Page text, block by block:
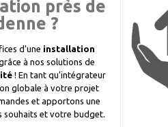
près de
?
d’une installation
à nos solutions de
! En tant qu’intégrateur
globale à votre projet
et apportons une
souhaits et votre budget.